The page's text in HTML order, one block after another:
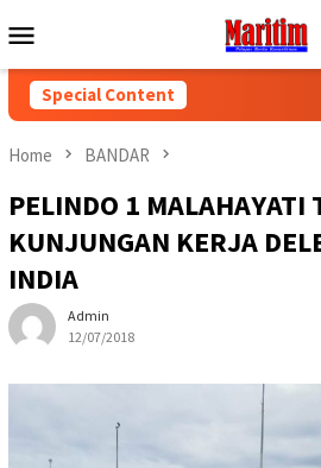
to
Menu
Special Content
Home BANDAR
PELINDO 1 MALAHAYATI
KUNJUNGAN KERJA
INDIA
Admin
12/07/2018